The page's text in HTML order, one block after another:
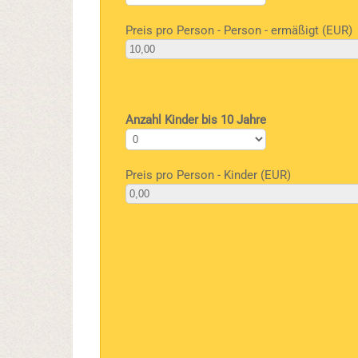
Preis pro Person - Person - ermäßigt (EUR)
Anzahl Kinder bis 10 Jahre
Preis pro Person - Kinder (EUR)